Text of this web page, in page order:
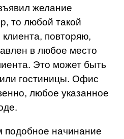
желание
то любой такой
повторяю,
в любое место
Это может быть
гостиницы. Офис
любое указанное
начинание